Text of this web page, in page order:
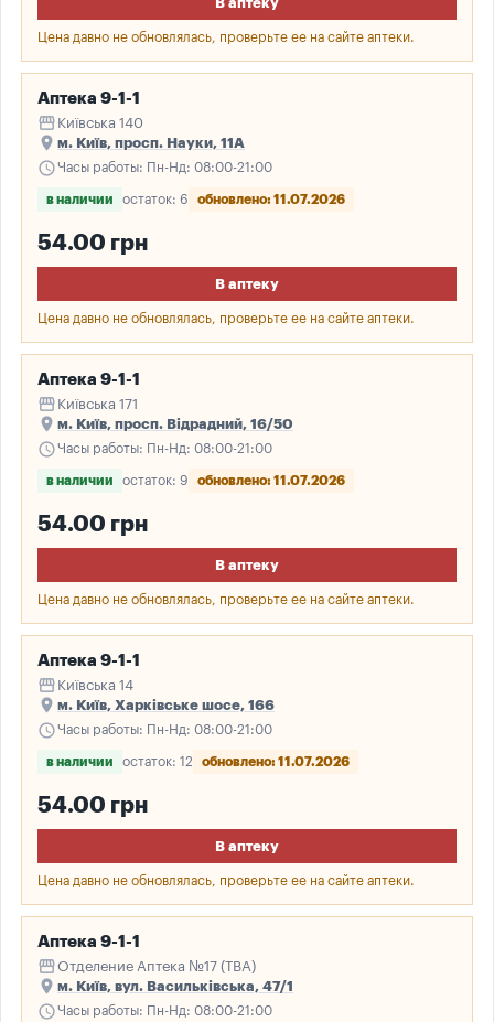
Цена давно не обновлялась, проверьте ее на сайте аптеки.
Аптека 9-1-1
storefront Київська 140
place м. Київ, просп. Науки, 11А
scheduleЧасы работы: Пн-Нд: 08:00-21:00
в наличии остаток: 6 обновлено: 11.07.2026
54.00 грн
В аптеку
Цена давно не обновлялась, проверьте ее на сайте аптеки.
Аптека 9-1-1
storefront Київська 171
place м. Київ, просп. Відрадний, 16/50
scheduleЧасы работы: Пн-Нд: 08:00-21:00
в наличии остаток: 9 обновлено: 11.07.2026
54.00 грн
В аптеку
Цена давно не обновлялась, проверьте ее на сайте аптеки.
Аптека 9-1-1
storefront Київська 14
place м. Київ, Харківське шосе, 166
scheduleЧасы работы: Пн-Нд: 08:00-21:00
в наличии остаток: 12 обновлено: 11.07.2026
54.00 грн
В аптеку
Цена давно не обновлялась, проверьте ее на сайте аптеки.
Аптека 9-1-1
storefrontОтделение Аптека №17 (ТВА)
place м. Київ, вул. Васильківська, 47/1
scheduleЧасы работы: Пн-Нд: 08:00-21:00